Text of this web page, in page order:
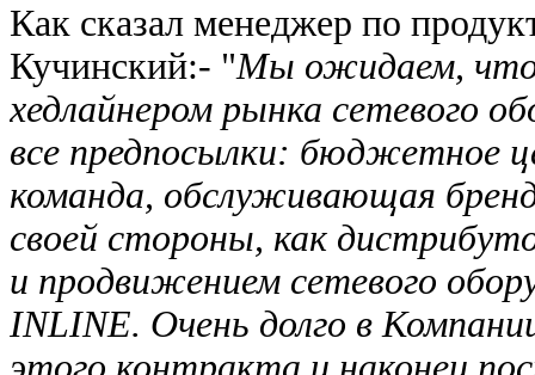
Как сказал менеджер по
Кучинский:- "Мы ожидаем, что
хедлайнером рынка сетевого
все предпосылки: бюджетное
команда, обслуживающая
своей стороны, как
и продвижением сетевого
INLINE. Очень долго в